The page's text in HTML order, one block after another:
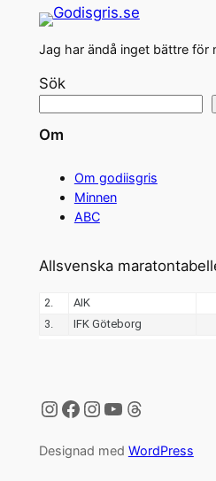
Jag har ändå inget bättre för
Sök
Om
Om godiisgris
Minnen
ABC
Allsvenska
Instagram
Facebook
Instagram
YouTube
Threads
Designad med WordPress